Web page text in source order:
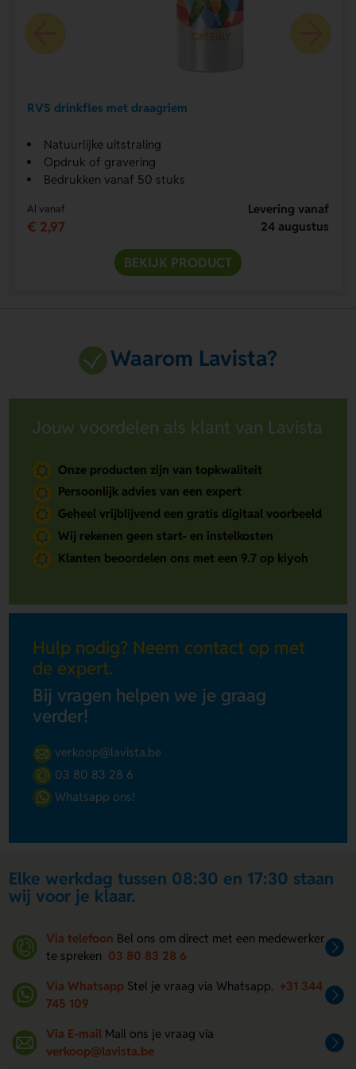
RVS drinkfles met draagriem
Natuurlijke uitstraling
Opdruk of gravering
Bedrukken vanaf 50 stuks
Al vanaf
€ 2,97
Levering vanaf
24 augustus
BEKIJK PRODUCT
Waarom Lavista?
Jouw voordelen als klant van Lavista
Onze producten zijn van topkwaliteit
Persoonlijk advies van een expert
Geheel vrijblijvend een gratis digitaal voorbeeld
Wij rekenen geen start- en instelkosten
Klanten beoordelen ons met een 9.7 op kiyoh
Hulp nodig? Neem contact op met
de expert.
Bij vragen helpen we je graag
verder!
verkoop@lavista.be
03 80 83 28 6
Whatsapp ons!
Elke werkdag tussen 08:30 en 17:30 staan
wij voor je klaar.
Via telefoon Bel ons om direct met een medewerker
te spreken 03 80 83 28 6
Via Whatsapp Stel je vraag via Whatsapp. +31 344
745 109
Via E-mail Mail ons je vraag via
verkoop@lavista.be